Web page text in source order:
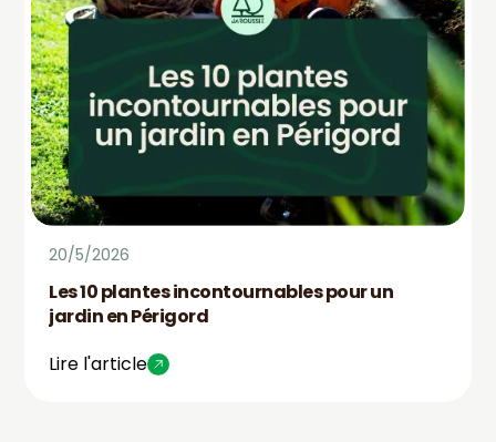
20/5/2026
Les 10 plantes incontournables pour un
jardin en Périgord
Lire l'article